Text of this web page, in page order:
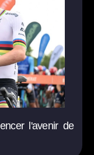
l'avenir de